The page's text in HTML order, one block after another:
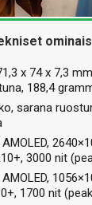
x 74 x 7,3
188,4
sarana
3000 nit
1700 nit